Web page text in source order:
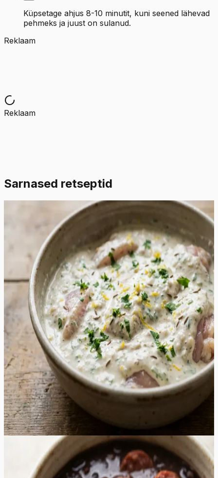
Küpsetage ahjus 8-10 minutit, kuni seened lähevad
pehmeks ja juust on sulanud.
Reklaam
Reklaam
Sarnased retseptid
Hinnang:(2)
Šašlõkimarinaad jogurtiga
See erakordselt rammus ja siidine marinaad muudab
kanafilee või kintsuliha uskumatult pehmeks ja
mahlaseks. Jogurtis sisalduvad piimahapped lõhustavad
õrnalt lihakiude, tagades tulemuse, mis sulab suus ega
muutu grillimisel kuivaks. Värske sidrunimahl ja riivitud
sidrunikoor lisavad vajalikku hapukust ja eredat
tsitruselist nooti, mis tasakaalustab jogurti täidlust.
Värskelt hakitud petersell ja vürtsköömen loovad sügava
ja aromaatse maitsebuketi, mis täidab õue isuäratava
lõhnaga juba esimestest minutitest grillil. See marinaad
on ideaalne valik soojadeks suveõhtuteks, pakkudes
kergemat ja tervislikumat alternatiivi traditsioonilistele
äädikapõhistele marinaadidele. Valmis šašlõkk on pealt
kaunilt kuldpruun ja seest voolavalt mahlane, sobides
suurepäraselt nautimiseks koos värskete salatite või
grillitud köögiviljadega igal aiapeol.
30min
4tk
5.0Hinnang:(3)
Brasiilia lihapada ehk feijoada